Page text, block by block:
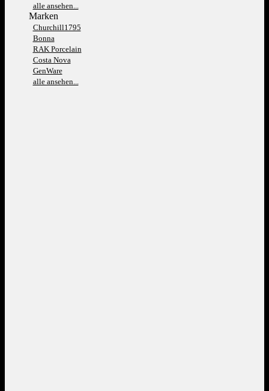
alle ansehen...
Marken
Churchill1795
Bonna
RAK Porcelain
Costa Nova
GenWare
alle ansehen...